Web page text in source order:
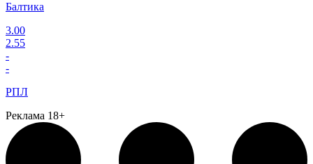
Балтика
3.00
2.55
-
-
РПЛ
Реклама 18+